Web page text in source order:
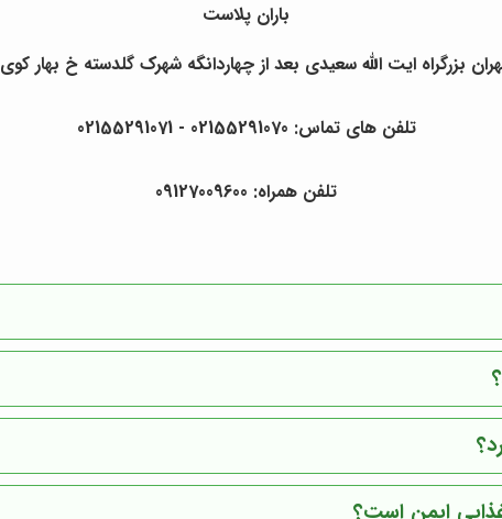
باران پلاست
بزرگراه ایت الله سعیدی بعد از چهاردانگه شهرک گلدسته خ بهار
تلفن های تماس: 02155291070 - 02155291071
تلفن همراه: 09127009600